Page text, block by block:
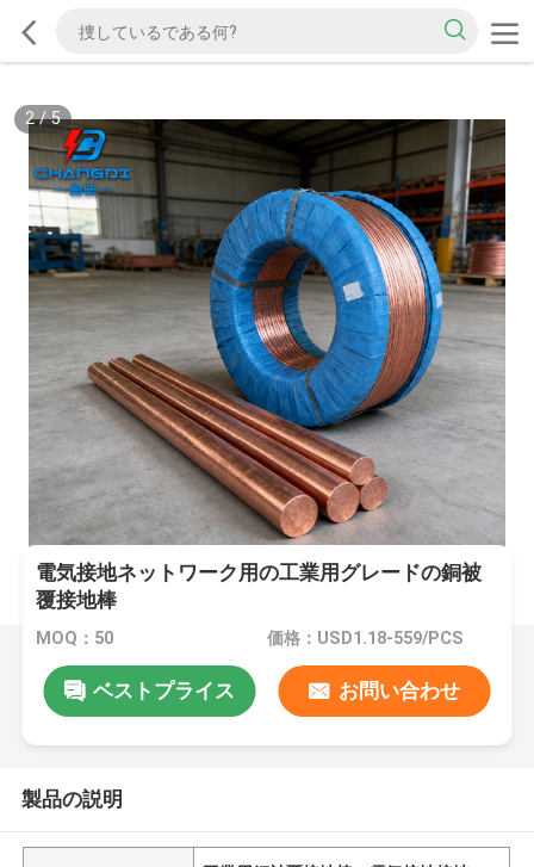
2/5
電気接地ネットワーク用の工業用グレードの銅被
覆接地棒
MOQ：50 価格：USD1.18-559/PCS
ベストプライス お問い合わせ
製品の説明